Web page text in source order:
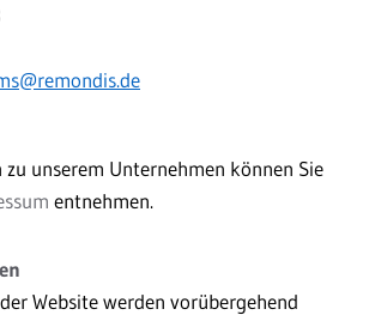
@remondis.de
zu unserem Unternehmen können Sie
entnehmen.
Website werden vorübergehend